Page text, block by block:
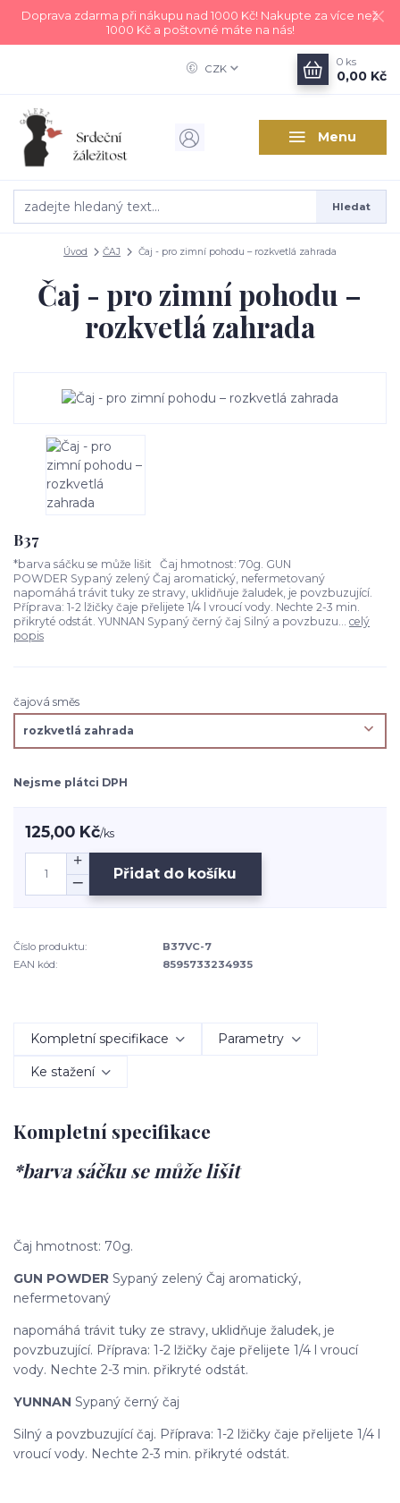
Doprava zdarma při nákupu nad 1000 Kč! Nakupte za více než
1000 Kč a poštovné máte na nás!
Menu
CZK
Hledat
0 ks
0,00 Kč
Úvod ČAJ Čaj - pro zimní pohodu – rozkvetlá zahrada
Čaj - pro zimní pohodu –
rozkvetlá zahrada
B37
*barva sáčku se může lišit Čaj hmotnost: 70g. GUN
POWDER Sypaný zelený Čaj aromatický, nefermetovaný
napomáhá trávit tuky ze stravy, uklidňuje žaludek, je povzbuzující.
Příprava: 1-2 lžičky čaje přelijete 1/4 l vroucí vody. Nechte 2-3 min.
přikryté odstát. YUNNAN Sypaný černý čaj Silný a povzbuzu... celý
popis
čajová směs
Nejsme plátci DPH
125,00 Kč/ks
Přidat do košíku
Číslo produktu:
B37VC-7
EAN kód:
8595733234935
Kompletní specifikace Parametry
Ke stažení
Kompletní specifikace
*barva sáčku se může lišit
Čaj hmotnost: 70g.
GUN POWDER Sypaný zelený Čaj aromatický,
nefermetovaný
napomáhá trávit tuky ze stravy, uklidňuje žaludek, je
povzbuzující. Příprava: 1-2 lžičky čaje přelijete 1/4 l vroucí
vody. Nechte 2-3 min. přikryté odstát.
YUNNAN Sypaný černý čaj
Silný a povzbuzující čaj. Příprava: 1-2 lžičky čaje přelijete 1/4 l
vroucí vody. Nechte 2-3 min. přikryté odstát.